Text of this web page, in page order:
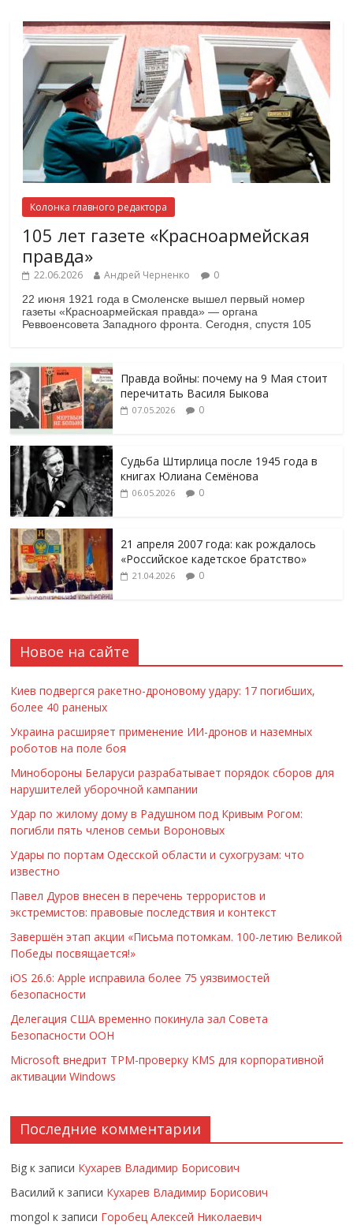
Колонка главного редактора
105 лет газете «Красноармейская
правда»
22.06.2026 Андрей Черненко 0
22 июня 1921 года в Смоленске вышел первый номер
газеты «Красноармейская правда» — органа
Реввоенсовета Западного фронта. Сегодня, спустя 105
Правда войны: почему на 9 Мая стоит
перечитать Василя Быкова
07.05.2026 0
Судьба Штирлица после 1945 года в
книгах Юлиана Семёнова
06.05.2026 0
21 апреля 2007 года: как рождалось
«Российское кадетское братство»
21.04.2026 0
Новое на сайте
Киев подвергся ракетно-дроновому удару: 17 погибших,
более 40 раненых
Украина расширяет применение ИИ-дронов и наземных
роботов на поле боя
Минобороны Беларуси разрабатывает порядок сборов для
нарушителей уборочной кампании
Удар по жилому дому в Радушном под Кривым Рогом:
погибли пять членов семьи Вороновых
Удары по портам Одесской области и сухогрузам: что
известно
Павел Дуров внесен в перечень террористов и
экстремистов: правовые последствия и контекст
Завершён этап акции «Письма потомкам. 100-летию Великой
Победы посвящается!»
iOS 26.6: Apple исправила более 75 уязвимостей
безопасности
Делегация США временно покинула зал Совета
Безопасности ООН
Microsoft внедрит TPM-проверку KMS для корпоративной
активации Windows
Последние комментарии
Big к записи Кухарев Владимир Борисович
Василий к записи Кухарев Владимир Борисович
mongol к записи Горобец Алексей Николаевич